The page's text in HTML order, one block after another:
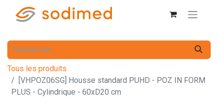
Tous les produits
[VHPOZ06SG] Housse standard PUHD - POZ IN FORM
PLUS - Cylindrique - 60xD20 cm